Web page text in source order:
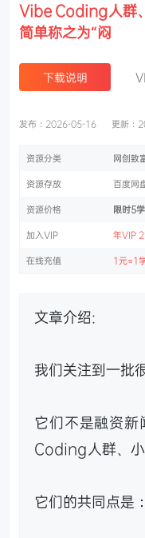
Vibe Coding人群
简单称之为“闷
下载说明
发布：2026-05-16 更新：
资源分类 网创致
资源存放 百度网
资源价格 限时5
加入VIP 年VIP
在线充值 1元=1
文章介绍:
我们关注到一批
它们不是融资
Coding人群、小
它们的共同点是：